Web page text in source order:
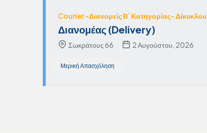
Courier -Διανομείς Β΄ Κατηγορίας- Δίκυκλου
Διανομέας (Delivery)
Σωκράτους 66 2 Αυγούστου, 2026
Μερική Απασχόληση